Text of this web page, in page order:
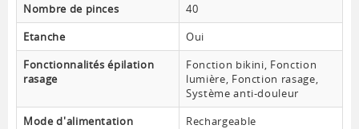
Nombre de pinces
40
Etanche
Oui
Fonctionnalités épilation
rasage
Fonction bikini, Fonction
lumière, Fonction rasage,
Système anti-douleur
Mode d'alimentation
Rechargeable